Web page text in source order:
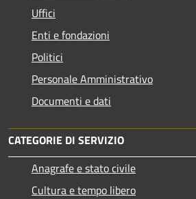
Uffici
Enti e fondazioni
Politici
Personale Amministrativo
Documenti e dati
CATEGORIE DI SERVIZIO
Anagrafe e stato civile
Cultura e tempo libero